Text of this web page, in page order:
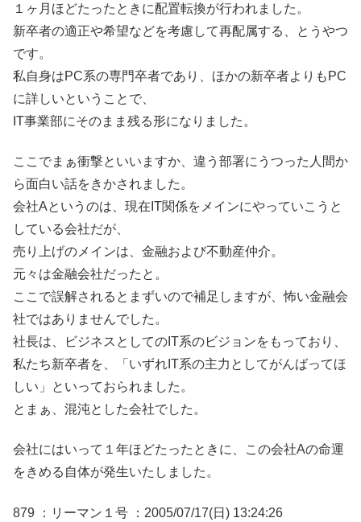
１ヶ月ほどたったときに配置転換が行われました。
新卒者の適正や希望などを考慮して再配属する、とうやつ
です。
私自身はPC系の専門卒者であり、ほかの新卒者よりもPC
に詳しいということで、
IT事業部にそのまま残る形になりました。
ここでまぁ衝撃といいますか、違う部署にうつった人間か
ら面白い話をきかされました。
会社Aというのは、現在IT関係をメインにやっていこうと
している会社だが、
売り上げのメインは、金融および不動産仲介。
元々は金融会社だったと。
ここで誤解されるとまずいので補足しますが、怖い金融会
社ではありませんでした。
社長は、ビジネスとしてのIT系のビジョンをもっており、
私たち新卒者を、「いずれIT系の主力としてがんばってほ
しい」といっておられました。
とまぁ、混沌とした会社でした。
会社にはいって１年ほどたったときに、この会社Aの命運
をきめる自体が発生いたしました。
879 ：リーマン１号 ：2005/07/17(日) 13:24:26